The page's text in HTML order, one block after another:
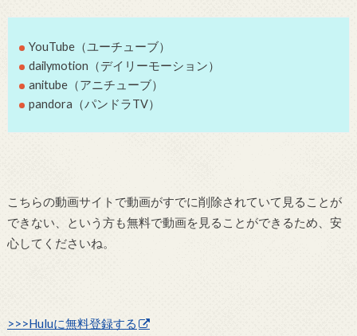
YouTube（ユーチューブ）
dailymotion（デイリーモーション）
anitube（アニチューブ）
pandora（パンドラTV）
こちらの動画サイトで動画がすでに削除されていて見ることが
できない、という方も無料で動画を見ることができるため、安
心してくださいね。
>>>Huluに無料登録する